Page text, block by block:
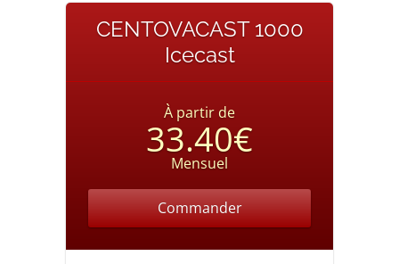
CENTOVACAST 1000
Icecast
À partir de
33.40€
Mensuel
Commander